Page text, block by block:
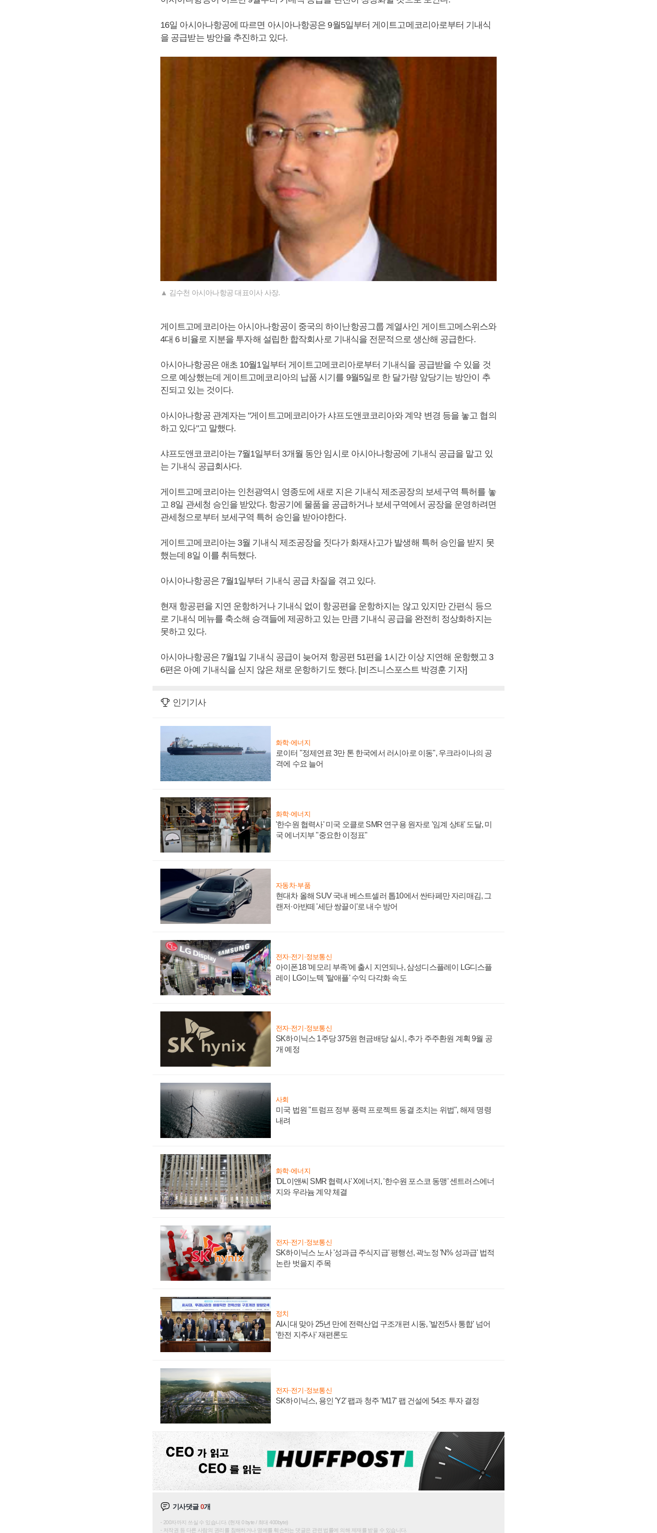
16일 아시아나항공에 따르면 아시아나항공은 9월5일부터 게이트고메코리아로부터 기내식
을 공급받는 방안을 추진하고 있다.
▲ 김수천 아시아나항공 대표이사 사장.
게이트고메코리아는 아시아나항공이 중국의 하이난항공그룹 계열사인 게이트고메스위스와
4대 6 비율로 지분을 투자해 설립한 합작회사로 기내식을 전문적으로 생산해 공급한다.
아시아나항공은 애초 10월1일부터 게이트고메코리아로부터 기내식을 공급받을 수 있을 것
으로 예상했는데 게이트고메코리아의 납품 시기를 9월5일로 한 달가량 앞당기는 방안이 추
진되고 있는 것이다.
아시아나항공 관계자는 "게이트고메코리아가 샤프도앤코코리아와 계약 변경 등을 놓고 협의
하고 있다"고 말했다.
샤프도앤코코리아는 7월1일부터 3개월 동안 임시로 아시아나항공에 기내식 공급을 맡고 있
는 기내식 공급회사다.
게이트고메코리아는 인천광역시 영종도에 새로 지은 기내식 제조공장의 보세구역 특허를 놓
고 8일 관세청 승인을 받았다. 항공기에 물품을 공급하거나 보세구역에서 공장을 운영하려면
관세청으로부터 보세구역 특허 승인을 받아야한다.
게이트고메코리아는 3월 기내식 제조공장을 짓다가 화재사고가 발생해 특허 승인을 받지 못
했는데 8일 이를 취득했다.
아시아나항공은 7월1일부터 기내식 공급 차질을 겪고 있다.
현재 항공편을 지연 운항하거나 기내식 없이 항공편을 운항하지는 않고 있지만 간편식 등으
로 기내식 메뉴를 축소해 승객들에 제공하고 있는 만큼 기내식 공급을 완전히 정상화하지는
못하고 있다.
아시아나항공은 7월1일 기내식 공급이 늦어져 항공편 51편을 1시간 이상 지연해 운항했고 3
6편은 아예 기내식을 싣지 않은 채로 운항하기도 했다. [비즈니스포스트 박경훈 기자]
인기기사
화학·에너지
로이터 "정제연료 3만 톤 한국에서 러시아로 이동", 우크라이나의 공
격에 수요 늘어
화학·에너지
'한수원 협력사' 미국 오클로 SMR 연구용 원자로 '임계 상태' 도달, 미
국 에너지부 "중요한 이정표"
자동차·부품
현대차 올해 SUV 국내 베스트셀러 톱10에서 싼타페만 자리매김, 그
랜저·아반떼 '세단 쌍끌이'로 내수 방어
전자·전기·정보통신
아이폰18 '메모리 부족'에 출시 지연되나, 삼성디스플레이 LG디스플
레이 LG이노텍 '탈애플' 수익 다각화 속도
전자·전기·정보통신
SK하이닉스 1주당 375원 현금배당 실시, 추가 주주환원 계획 9월 공
개 예정
사회
미국 법원 "트럼프 정부 풍력 프로젝트 동결 조치는 위법", 해제 명령
내려
화학·에너지
'DL이앤씨 SMR 협력사' X에너지, '한수원 포스코 동맹' 센트러스에너
지와 우라늄 계약 체결
전자·전기·정보통신
SK하이닉스 노사 '성과급 주식지급' 평행선, 곽노정 'N% 성과급' 법적
논란 벗을지 주목
정치
AI시대 맞아 25년 만에 전력산업 구조개편 시동, '발전5사 통합' 넘어
'한전 지주사' 재편론도
전자·전기·정보통신
SK하이닉스, 용인 'Y2' 팹과 청주 'M17' 팹 건설에 54조 투자 결정
기사댓글0개
200자까지 쓰실 수 있습니다. (현재 0 byte / 최대 400byte)
저작권 등 다른 사람의 권리를 침해하거나 명예를 훼손하는 댓글은 관련 법률에 의해 제재를 받을 수 있습니다.